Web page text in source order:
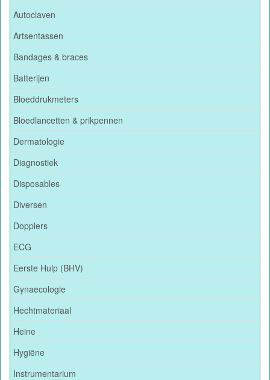
Autoclaven
Artsentassen
Bandages & braces
Batterijen
Bloeddrukmeters
Bloedlancetten & prikpennen
Dermatologie
Diagnostiek
Disposables
Diversen
Dopplers
ECG
Eerste Hulp (BHV)
Gynaecologie
Hechtmateriaal
Heine
Hygiëne
Instrumentarium